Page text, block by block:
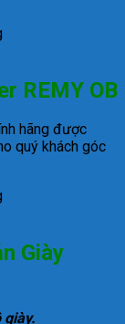
REMY OB
hãng được
quý khách góc
Giày
giày.